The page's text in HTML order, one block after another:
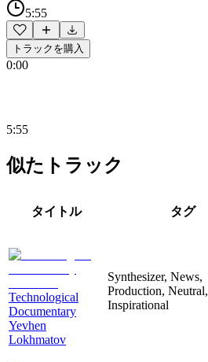
5:55
トラックを購入
0:00
5:55
似たトラック
タイトル タグ
Technological
Documentary
Yevhen
Lokhmatov
Synthesizer, News,
Production, Neutral,
Inspirational